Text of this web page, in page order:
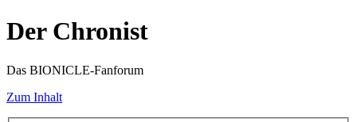
Der Chronist
Das BIONICLE-Fanforum
Zum Inhalt